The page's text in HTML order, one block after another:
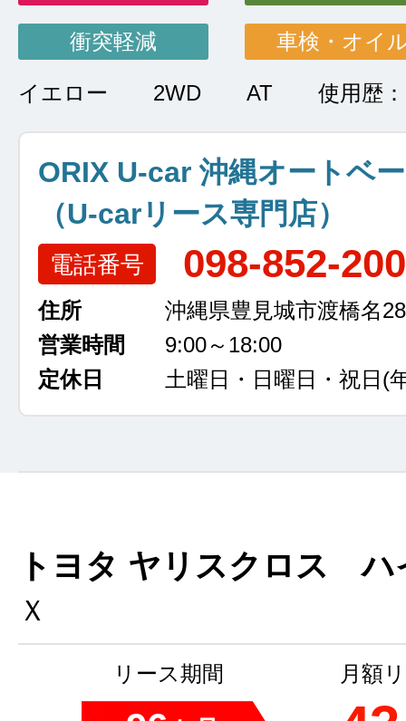
衝突軽減 車検・オイ
イエロー 2WD AT 使用歴
ORIX U-car 沖縄オートベ
（U-carリース専門店）
電話番号 098-852-
住所
沖縄県豊見城市渡橋名
営業時間
9:00～18:00
定休日
土曜日・日曜日・祝日 (
トヨタ ヤリスクロス ハ
Ｘ
リース期間 月額